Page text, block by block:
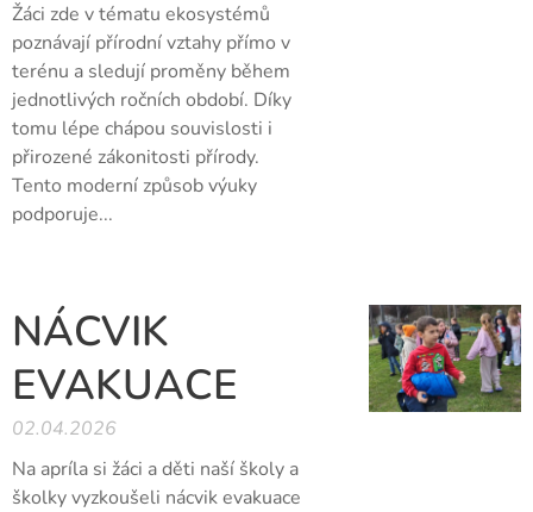
Žáci zde v tématu ekosystémů
poznávají přírodní vztahy přímo v
terénu a sledují proměny během
jednotlivých ročních období. Díky
tomu lépe chápou souvislosti i
přirozené zákonitosti přírody.
Tento moderní způsob výuky
podporuje...
NÁCVIK
EVAKUACE
02.04.2026
Na apríla si žáci a děti naší školy a
školky vyzkoušeli nácvik evakuace